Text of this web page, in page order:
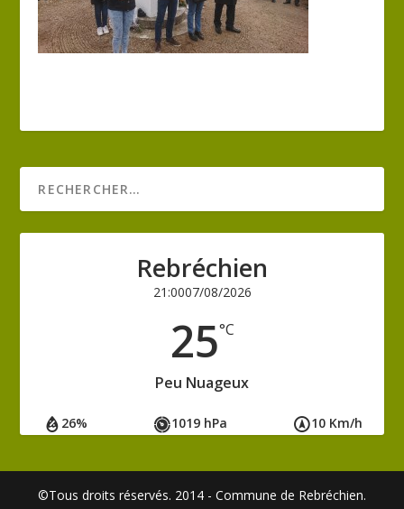
Rebréchien
21:0007/08/2026
25°C
Peu Nuageux
26% 1019 hPa 10 Km/h
©Tous droits réservés. 2014 - Commune de Rebréchien.